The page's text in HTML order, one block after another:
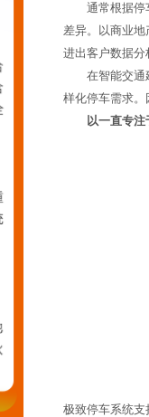
通常根据停车
差异。以商业
进出客户数据分
在智能交通建
样化停车需求。
以一直专注
极致停车系统支